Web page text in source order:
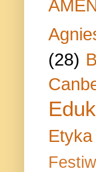
AMEN
(28)
Etyka